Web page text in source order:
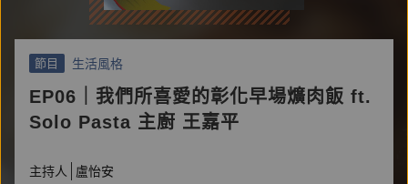
節目 生活風格
EP06｜我們所喜愛的彰化早場爌肉飯 ft.
Solo Pasta 主廚 王嘉平
主持人 盧怡安